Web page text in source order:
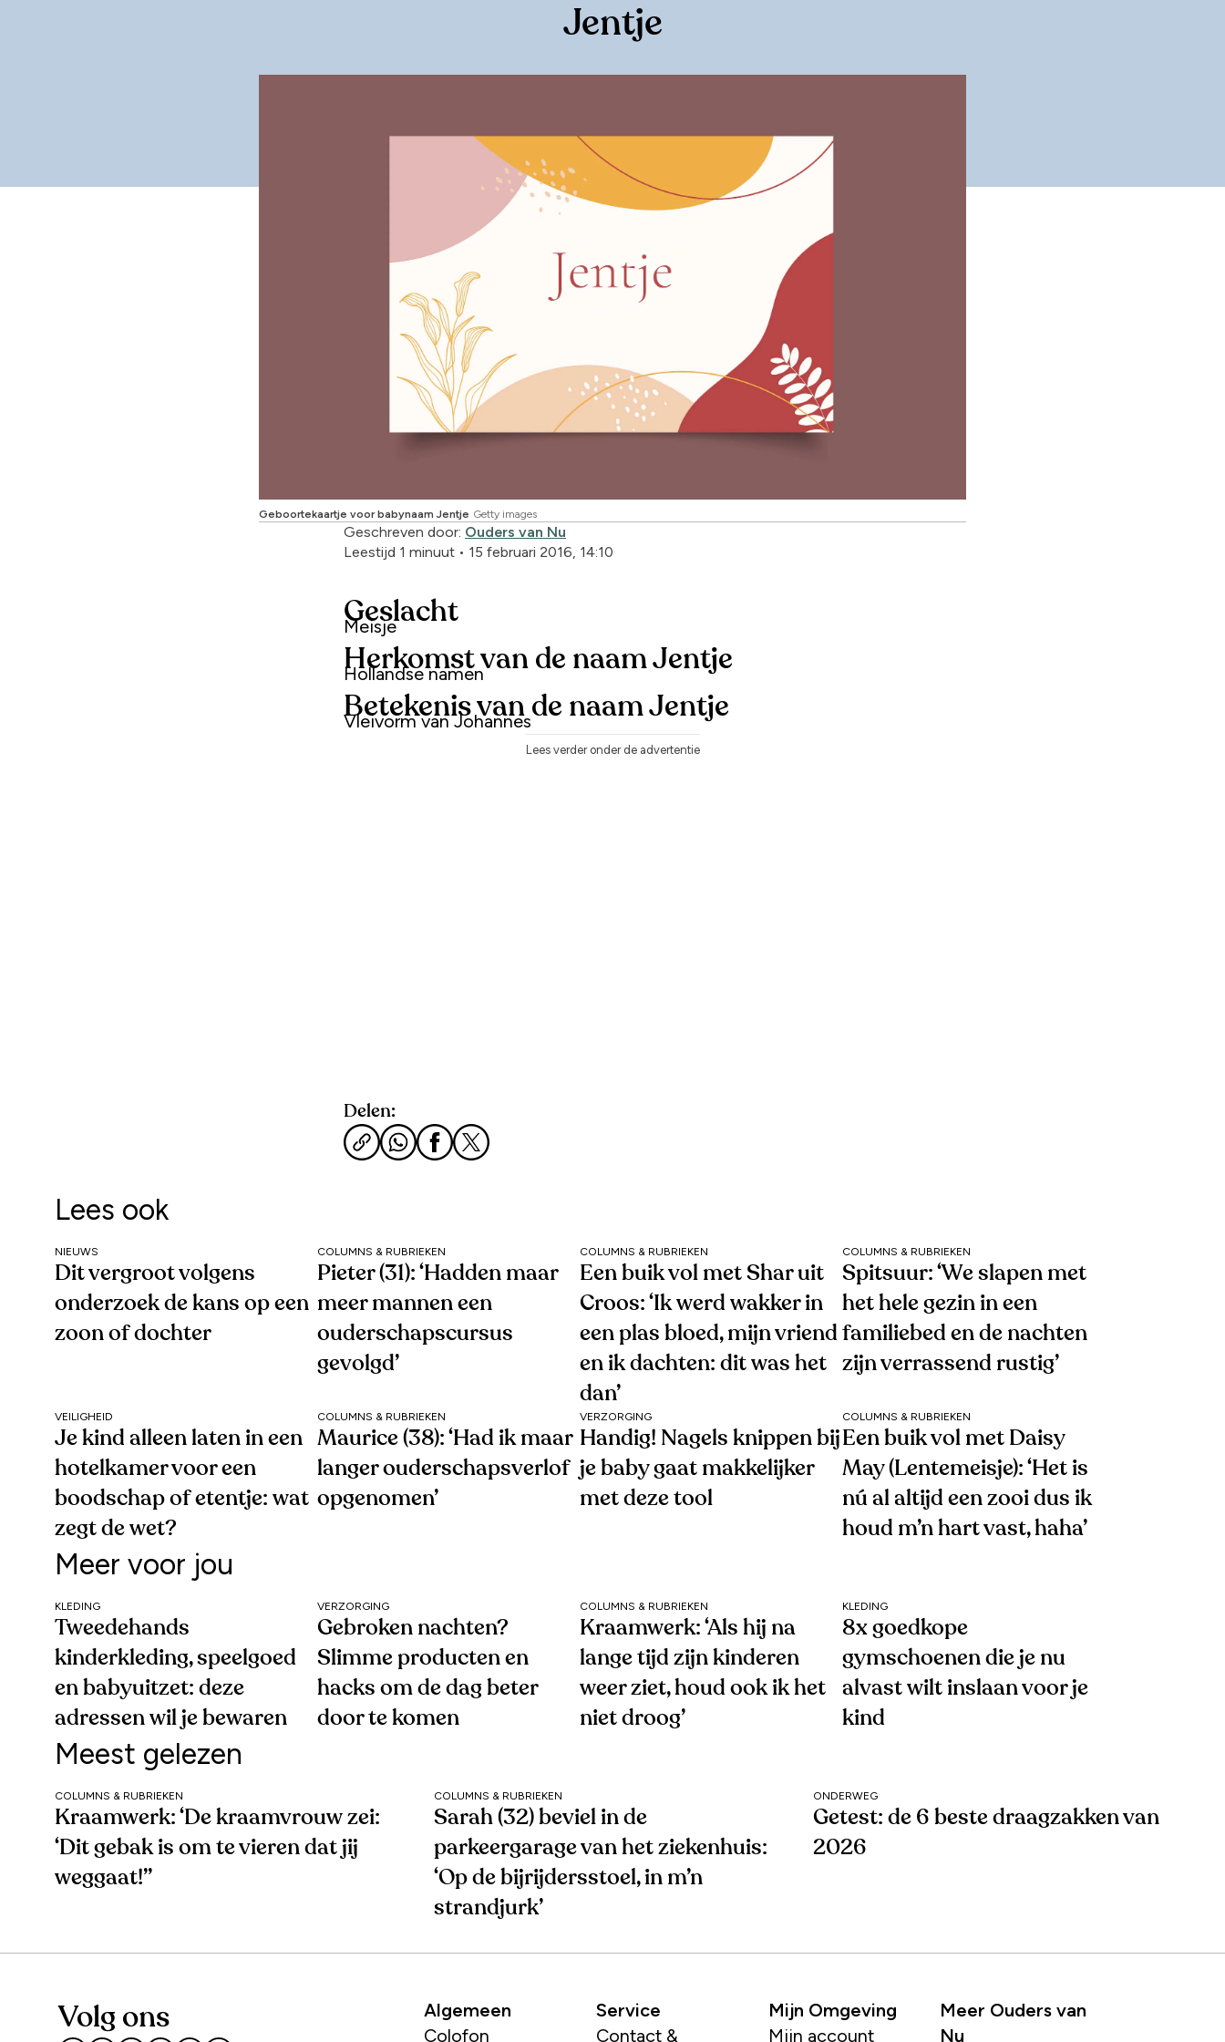
Jentje
Geboortekaartje voor babynaam Jentje Getty images
Geschreven door: Ouders van Nu
Leestijd 1 minuut • 15 februari 2016, 14:10
Geslacht
Meisje
Herkomst van de naam Jentje
Hollandse namen
Betekenis van de naam Jentje
Vleivorm van Johannes
Lees verder onder de advertentie
Delen:
Lees ook
NIEUWS
Dit vergroot volgens
onderzoek de kans op een
zoon of dochter
COLUMNS & RUBRIEKEN
Pieter (31): ‘Hadden maar
meer mannen een
ouderschapscursus
gevolgd’
COLUMNS & RUBRIEKEN
Een buik vol met Shar uit
Croos: ‘Ik werd wakker in
een plas bloed, mijn vriend
en ik dachten: dit was het
dan’
COLUMNS & RUBRIEKEN
Spitsuur: ‘We slapen met
het hele gezin in een
familiebed en de nachten
zijn verrassend rustig’
VEILIGHEID
Je kind alleen laten in een
hotelkamer voor een
boodschap of etentje: wat
zegt de wet?
COLUMNS & RUBRIEKEN
Maurice (38): ‘Had ik maar
langer ouderschapsverlof
opgenomen’
VERZORGING
Handig! Nagels knippen bij
je baby gaat makkelijker
met deze tool
COLUMNS & RUBRIEKEN
Een buik vol met Daisy
May (Lentemeisje): ‘Het is
nú al altijd een zooi dus ik
houd m’n hart vast, haha’
Meer voor jou
KLEDING
Tweedehands
kinderkleding, speelgoed
en babyuitzet: deze
adressen wil je bewaren
VERZORGING
Gebroken nachten?
Slimme producten en
hacks om de dag beter
door te komen
COLUMNS & RUBRIEKEN
Kraamwerk: ‘Als hij na
lange tijd zijn kinderen
weer ziet, houd ook ik het
niet droog’
KLEDING
8x goedkope
gymschoenen die je nu
alvast wilt inslaan voor je
kind
Meest gelezen
COLUMNS & RUBRIEKEN
Kraamwerk: ‘De kraamvrouw zei:
‘Dit gebak is om te vieren dat jij
weggaat!’’
COLUMNS & RUBRIEKEN
Sarah (32) beviel in de
parkeergarage van het ziekenhuis:
‘Op de bijrijdersstoel, in m’n
strandjurk’
ONDERWEG
Getest: de 6 beste draagzakken van
2026
Volg ons
Algemeen
Colofon
Service
Contact &
Mijn Omgeving
Mijn account
Meer Ouders van
Nu